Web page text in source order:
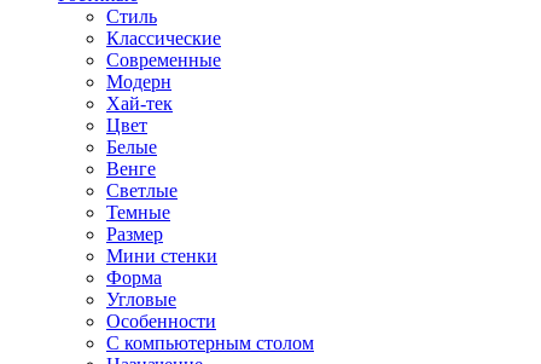
Стиль
Классические
Современные
Модерн
Хай-тек
Цвет
Белые
Венге
Светлые
Темные
Размер
Мини стенки
Форма
Угловые
Особенности
С компьютерным столом